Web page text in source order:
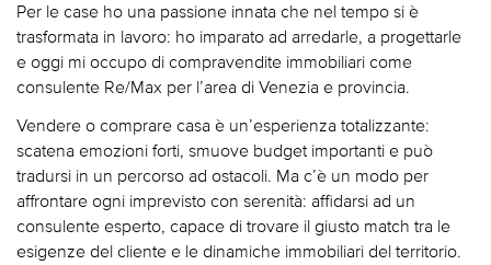
Per le case ho una passione innata che nel tempo si è
trasformata in lavoro: ho imparato ad arredarle, a progettarle
e oggi mi occupo di compravendite immobiliari come
consulente Re/Max per l’area di Venezia e provincia.
Vendere o comprare casa è un’esperienza totalizzante:
scatena emozioni forti, smuove budget importanti e può
tradursi in un percorso ad ostacoli. Ma c’è un modo per
affrontare ogni imprevisto con serenità: affidarsi ad un
consulente esperto, capace di trovare il giusto match tra le
esigenze del cliente e le dinamiche immobiliari del territorio.